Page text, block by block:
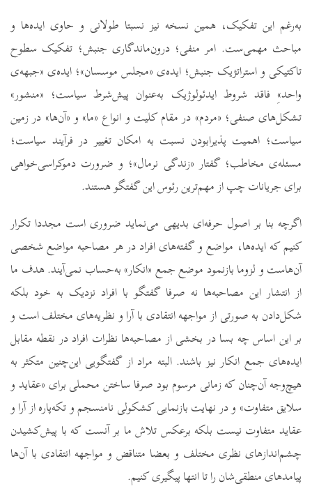
به‌رغم این تفکیک، همین نسخه نیز نسبتا طولانی و حاوی ایده‌ها و
مباحث مهمی‌ست. امر منفی؛ درون‌ماندگاری جنبش؛ تفکیک سطوح
تاکتیکی و استراتژیک جنبش؛ ایده‌ی «مجلس موسسان»؛ ایده‌ی «جبهه‌ی
واحد»ِ فاقد شروط ایدئولوژیک به‌عنوان پیش‌شرط سیاست؛ «منشور»
تشکل‌های صنفی؛ «مردم» در مقام کلیت و انواع «ما» و «آن‌ها» در زمین
سیاست؛ اهمیت پذیرابودن نسبت به امکان تغییر در فرآیند سیاست؛
مسئله‌ی مخاطب؛ گفتار «زندگی نرمال»؛ و ضرورت دموکراسی‌خواهی
برای جریانات چپ از مهم‌ترین رئوس این گفتگو هستند.
اگرچه بنا بر اصول حرفه‌ای بدیهی می‌نماید ضروری است مجددا تکرار
کنیم که ایده‌ها، مواضع و گفته‌های افراد در هر مصاحبه مواضع شخصی
آن‌هاست و لزوما بازنمود موضع جمع «انکار» به‌حساب نمی‌آیند. هدف ما
از انتشار این مصاحبه‌ها نه صرفا گفتگو با افراد نزدیک به خود بلکه
شکل‌دادن به صورتی از مواجهه انتقادی با آرا و نظریه‌های مختلف است و
بر این اساس چه بسا در بخشی از مصاحبه‌ها نظرات افراد در نقطه مقابل
ایده‌های جمع انکار نیز باشند. البته مراد از گفتگویی این‌چنین متکثر به
هیچ‌وجه آن‌چنان که زمانی مرسوم بود صرفا ساختن محملی برای «عقاید و
سلایق متفاوت» و در نهایت بازنمایی کشکولی نامنسجم و تکه‌پاره از آرا و
عقاید متفاوت نیست بلکه برعکس تلاش ما بر آنست که با پیش‌کشیدن
چشم‌اندازهای نظری مختلف و بعضا متناقض و مواجهه انتقادی با آن‌ها
پیامدهای منطقی‌شان را تا انتها پیگیری کنیم.